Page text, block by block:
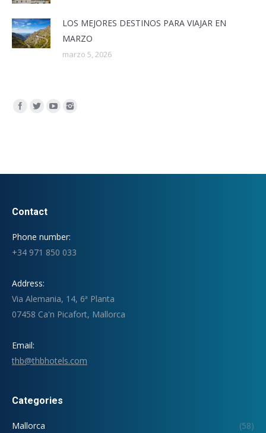
LOS MEJORES DESTINOS PARA VIAJAR EN
MARZO
marzo 5, 2026
Encuéntranos en:
Contact
Phone number:
+34 971 850 033
Address:
Via Alemania, 14, 6ª Planta
07458 Ca'n Picafort, Mallorca
Email:
thb@thbhotels.com
Categories
Mallorca
(58)